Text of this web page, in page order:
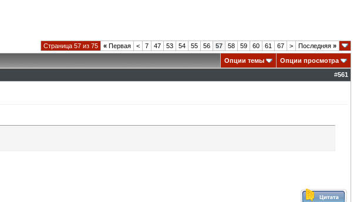
Страница 57 из 75 « Первая < 7 47 53 54 55 56 57 58 59 60 61 67 > Последняя »
Опции темы
Опции просмотра
#561